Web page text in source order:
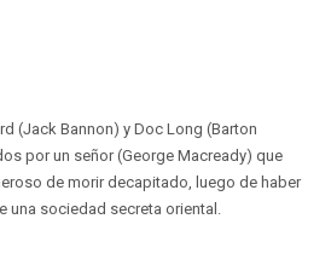
(Jack Bannon) y Doc Long (Barton
por un señor (George Macready) que
de morir decapitado, luego de haber
una sociedad secreta oriental.